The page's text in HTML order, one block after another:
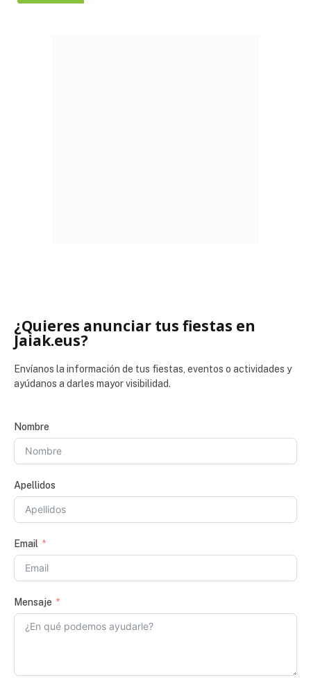
¿Quieres anunciar tus fiestas en
Jaiak.eus?
Envíanos la información de tus fiestas, eventos o actividades y
ayúdanos a darles mayor visibilidad.
Nombre
Apellidos
Email
Mensaje